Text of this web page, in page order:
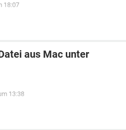
18:07
aus Mac unter
13:38